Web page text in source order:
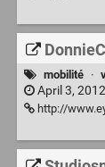
mobilité ·
April 3,
http://